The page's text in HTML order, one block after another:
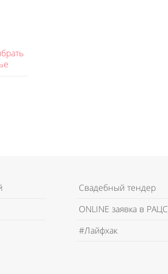
Свадебный тендер
ONLINE заявка в РАЦС
#Лайфхак